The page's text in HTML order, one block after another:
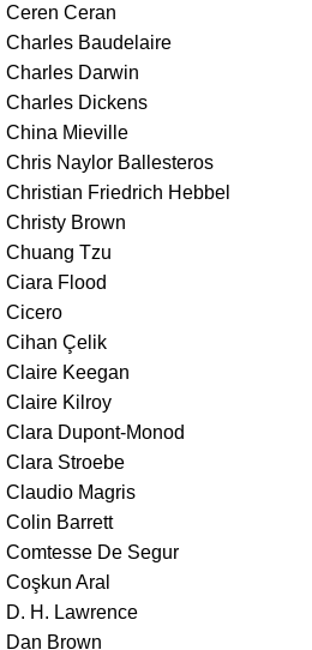
Ceren Ceran
Charles Baudelaire
Charles Darwin
Charles Dickens
China Mieville
Chris Naylor Ballesteros
Christian Friedrich Hebbel
Christy Brown
Chuang Tzu
Ciara Flood
Cicero
Cihan Çelik
Claire Keegan
Claire Kilroy
Clara Dupont-Monod
Clara Stroebe
Claudio Magris
Colin Barrett
Comtesse De Segur
Coşkun Aral
D. H. Lawrence
Dan Brown